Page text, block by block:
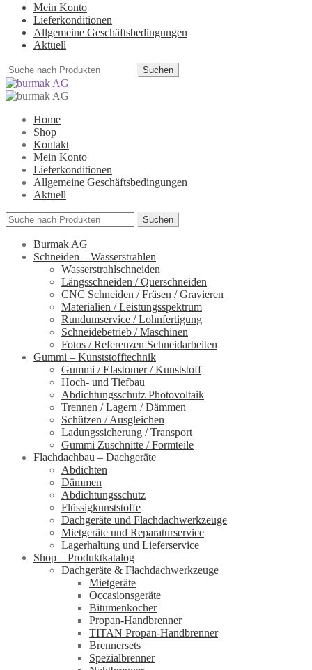
Mein Konto
Lieferkonditionen
Allgemeine Geschäftsbedingungen
Aktuell
Suchen
nach:
Home
Shop
Kontakt
Mein Konto
Lieferkonditionen
Allgemeine Geschäftsbedingungen
Aktuell
Suchen
nach:
Burmak AG
Schneiden – Wasserstrahlen
Wasserstrahlschneiden
Längsschneiden / Querschneiden
CNC Schneiden / Fräsen / Gravieren
Materialien / Leistungsspektrum
Rundumservice / Lohnfertigung
Schneidebetrieb / Maschinen
Fotos / Referenzen Schneidarbeiten
Gummi – Kunststofftechnik
Gummi / Elastomer / Kunststoff
Hoch- und Tiefbau
Abdichtungsschutz Photovoltaik
Trennen / Lagern / Dämmen
Schützen / Ausgleichen
Ladungssicherung / Transport
Gummi Zuschnitte / Formteile
Flachdachbau – Dachgeräte
Abdichten
Dämmen
Abdichtungsschutz
Flüssigkunststoffe
Dachgeräte und Flachdachwerkzeuge
Mietgeräte und Reparaturservice
Lagerhaltung und Lieferservice
Shop – Produktkatalog
Dachgeräte & Flachdachwerkzeuge
Mietgeräte
Occasionsgeräte
Bitumenkocher
Propan-Handbrenner
TITAN Propan-Handbrenner
Brennersets
Spezialbrenner